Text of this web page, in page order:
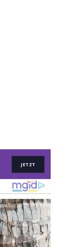
JETZT